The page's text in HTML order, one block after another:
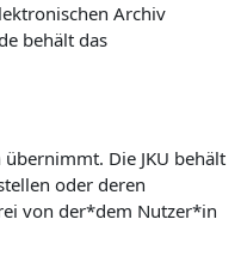
Archiv
behält das
Die JKU behält
oder deren
von der*dem Nutzer*in